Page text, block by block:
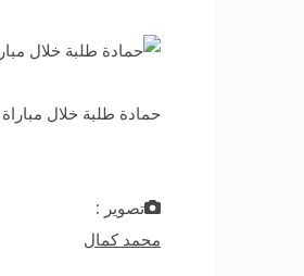
حمادة طلبة خلال مباراة الزمالك
تصوير :
محمد كمال